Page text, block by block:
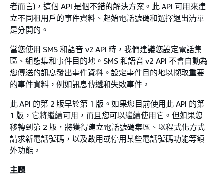
者而言)，這個 API 是個不錯的解決方案。此 API 可用來建
立不同租用戶的事件資料、起始電話號碼和選擇退出清單
是分開的。
當您使用 SMS 和語音 v2 API 時，我們建議您設定電話集
區、組態集和事件目的地。SMS 和語音 v2 API 不會自動為
您傳送的訊息發出事件資料。設定事件目的地以擷取重要
的事件資料，例如訊息傳遞和失敗事件。
此 API 的第 2 版早於第 1 版。如果您目前使用此 API 的第
1 版，它將繼續可用，而且您可以繼續使用它。但如果您
移轉到第 2 版，將獲得建立電話號碼集區、以程式化方式
請求新電話號碼，以及啟用或停用某些電話號碼功能等額
外功能。
主題